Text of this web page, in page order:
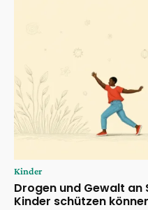
Kinder
Drogen und Gewalt an
Kinder schützen